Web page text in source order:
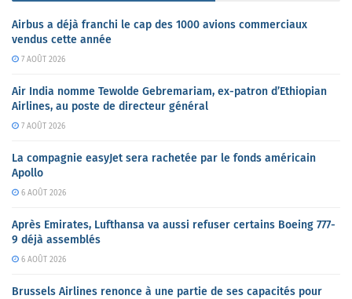
Airbus a déjà franchi le cap des 1000 avions commerciaux
vendus cette année
7 AOÛT 2026
Air India nomme Tewolde Gebremariam, ex-patron d’Ethiopian
Airlines, au poste de directeur général
7 AOÛT 2026
La compagnie easyJet sera rachetée par le fonds américain
Apollo
6 AOÛT 2026
Après Emirates, Lufthansa va aussi refuser certains Boeing 777-
9 déjà assemblés
6 AOÛT 2026
Brussels Airlines renonce à une partie de ses capacités pour